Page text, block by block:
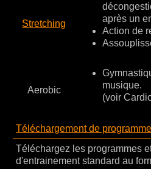
Stretching
après un
Action de
Aerobic
musique.
(voir
Téléchargement de programme
Téléchargez les programmes
d'entrainement standard au